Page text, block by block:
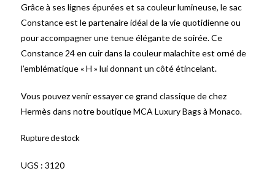
Grâce à ses lignes épurées et sa couleur lumineuse, le sac
Constance est le partenaire idéal de la vie quotidienne ou
pour accompagner une tenue élégante de soirée. Ce
Constance 24 en cuir dans la couleur malachite est orné de
l’emblématique « H » lui donnant un côté étincelant.
Vous pouvez venir essayer ce grand classique de chez
Hermès dans notre boutique MCA Luxury Bags à Monaco.
Rupture de stock
UGS : 3120